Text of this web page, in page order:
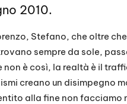
2010.
Stefano, che oltre
sempre da sole,
non è così, la realtà è il
creano un disimpegno
alla fine non facciamo